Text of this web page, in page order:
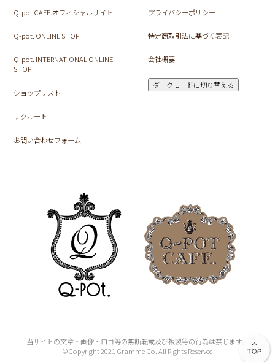
Q-pot CAFE.オフィシャルサイト
Q-pot. ONLINE SHOP
Q-pot. INTERNATIONAL ONLINE
SHOP
ショップリスト
リクルート
お問い合わせフォーム
プライバシーポリシー
特定商取引法に基づく表記
会社概要
ダークモードに切り替える
当サイトの文章・画像・ロゴ等の無断転載及び複製等の行為は禁じます。
©Copyright 2021 Gramme Co. All Rights Reserved